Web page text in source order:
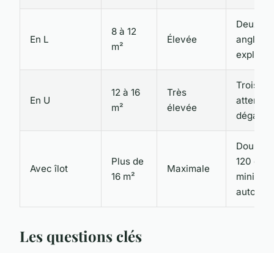
En L
8 à 12
m²
Élevée
Deux
angle
exploité
En U
12 à 16
m²
Très
élevée
Trois
Avec îlot
Plus de
16 m²
Maximale
Double
120 cm
autour
Les questions clés